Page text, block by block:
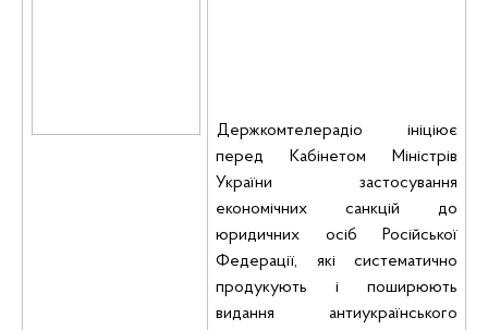
Держкомтелерадіо ініціює
перед Кабінетом Міністрів
України застосування
економічних санкцій до
юридичних осіб Російської
Федерації, які систематично
продукують і поширюють
видання антиукраїнського